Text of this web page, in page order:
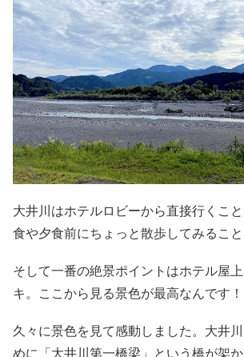
大井川はホテルロビーから直接行くこ
食や夕食前にちょっと散歩してみること
そして一番の絶景ポイントはホテル屋
キ。ここから見る景色が最高なんです！
久々に景色を見て感動しました。大井
めに「大井川第一橋梁」という橋が架